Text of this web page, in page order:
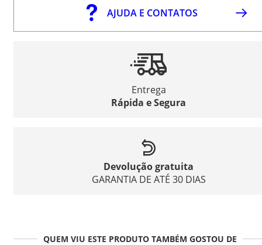
AJUDA E CONTATOS
Entrega
Rápida e Segura
Devolução gratuita
GARANTIA DE ATÉ 30 DIAS
QUEM VIU ESTE PRODUTO TAMBÉM GOSTOU DE